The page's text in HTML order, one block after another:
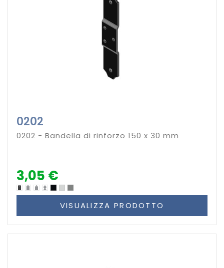
0202
0202 - Bandella di rinforzo 150 x 30 mm
3,05 €
VISUALIZZA PRODOTTO